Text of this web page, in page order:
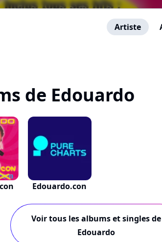
Artiste
de Edouardo
Edouardo.con
Voir tous les albums et singles de
Edouardo